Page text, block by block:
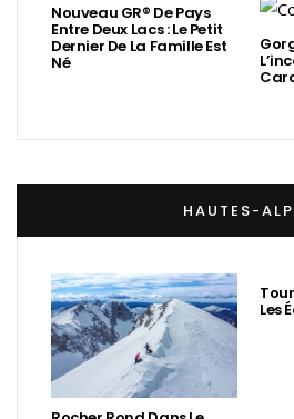
Nouveau GR® De Pays
Entre Deux Lacs : Le Petit
Dernier De La Famille Est
Né
HAUTES-
Les